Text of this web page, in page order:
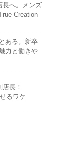
長へ。メンズ
Creation
ある。新卒
力と働きや
店長！
るワケ